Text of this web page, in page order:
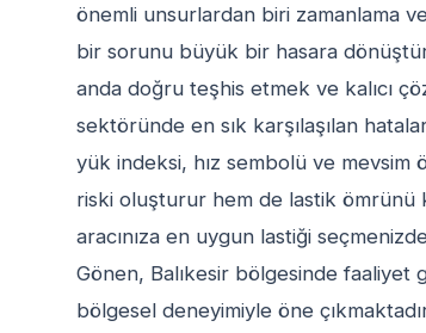
önemli unsurlardan biri zamanlama
bir sorunu büyük bir hasara
anda doğru teşhis etmek ve kalıcı
sektöründe en sık karşılaşılan
yük indeksi, hız sembolü ve mevsim
riski oluşturur hem de lastik ömrünü
aracınıza en uygun lastiği
Gönen, Balıkesir bölgesinde faaliyet
bölgesel deneyimiyle öne